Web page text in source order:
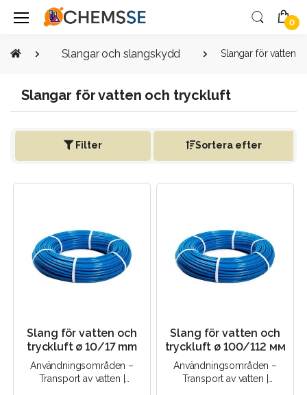
0
Slangar och slangskydd Slangar för vatten
Slangar för vatten och tryckluft
Filter Sortera efter
Slang för vatten och
tryckluft ø 10/17 mm
Användningsområden –
Transport av vatten |
Slang för vatten och
tryckluft ø 100/112 мм
Användningsområden –
Transport av vatten |